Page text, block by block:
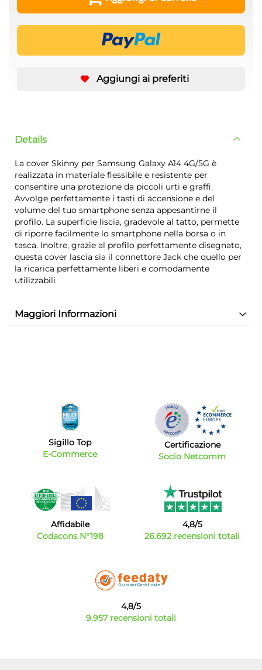
Aggiungi ai preferiti
Details
La cover Skinny per Samsung Galaxy A14 4G/5G è
realizzata in materiale flessibile e resistente per
consentire una protezione da piccoli urti e graffi.
Avvolge perfettamente i tasti di accensione e del
volume del tuo smartphone senza appesantirne il
profilo. La superficie liscia, gradevole al tatto, permette
di riporre facilmente lo smartphone nella borsa o in
tasca. Inoltre, grazie al profilo perfettamente disegnato,
questa cover lascia sia il connettore Jack che quello per
la ricarica perfettamente liberi e comodamente
utilizzabili
Maggiori Informazioni
Sigillo Top
E-Commerce
Certificazione
Socio Netcomm
Affidabile
Codacons N°198
4,8/5
26.692 recensioni totali
4,8/5
9.957 recensioni totali